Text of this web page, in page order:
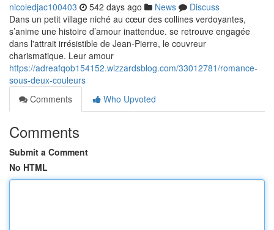
nicoledjac100403 542 days ago News
Discuss
Dans un petit village niché au cœur des collines verdoyantes,
s’anime une histoire d’amour inattendue. se retrouve engagée
dans l'attrait irrésistible de Jean-Pierre, le couvreur
charismatique. Leur amour
https://adreafqob154152.wizzardsblog.com/33012781/romance-
sous-deux-couleurs
Comments
Who Upvoted
Comments
Submit a Comment
No HTML